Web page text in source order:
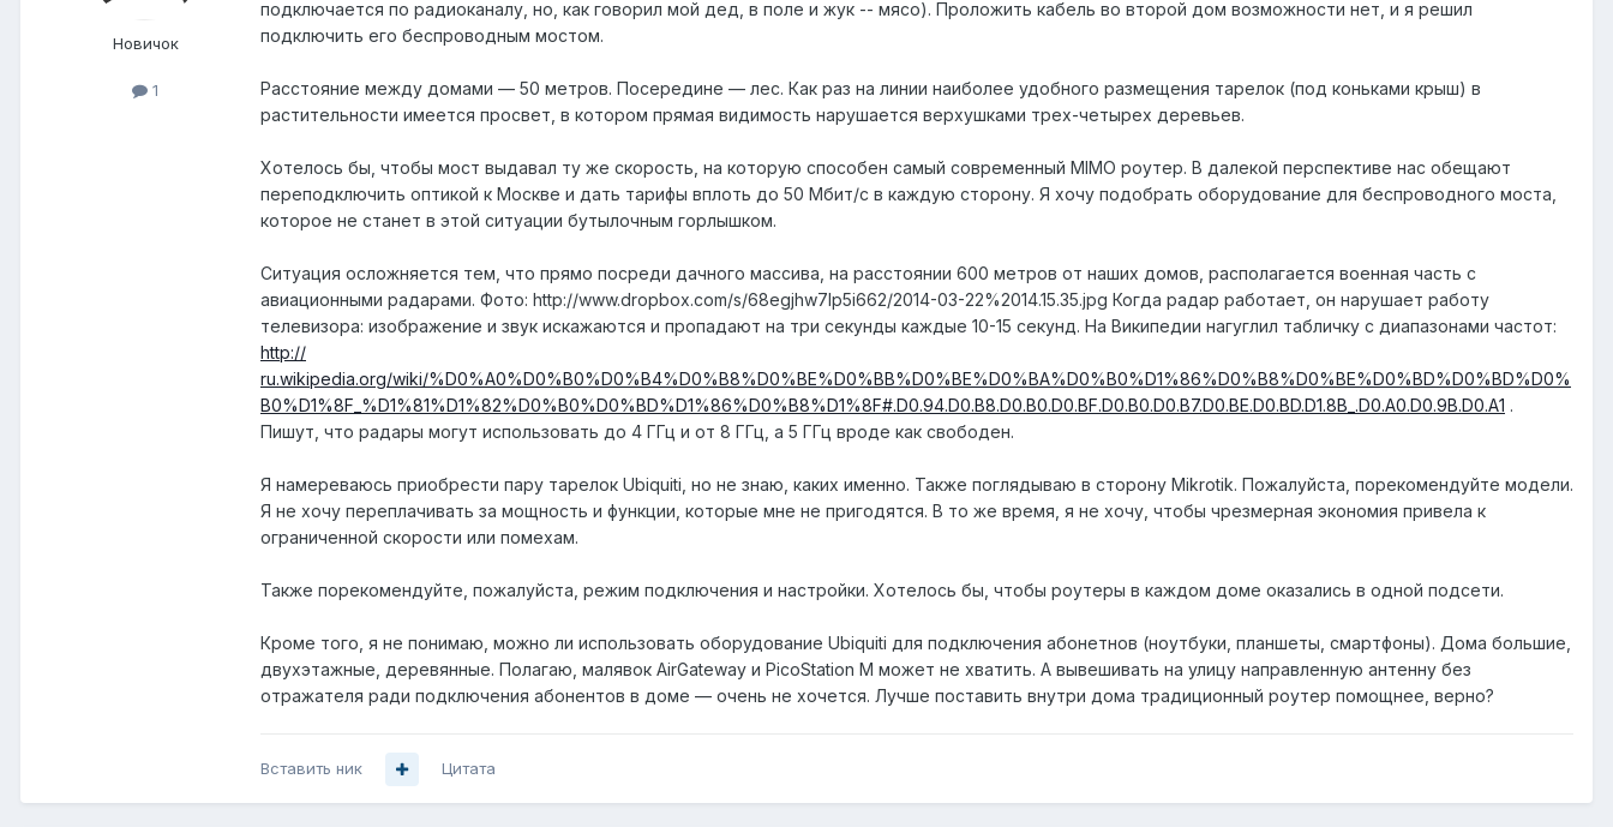
Новичок
1
подключается по радиоканалу, но, как говорил мой дед, в поле и жук -- мясо). Проложить кабель во второй дом возможности нет, и я решил
подключить его беспроводным мостом.
Расстояние между домами — 50 метров. Посередине — лес. Как раз на линии наиболее удобного размещения тарелок (под коньками крыш) в
растительности имеется просвет, в котором прямая видимость нарушается верхушками трех-четырех деревьев.
Хотелось бы, чтобы мост выдавал ту же скорость, на которую способен самый современный MIMO роутер. В далекой перспективе нас обещают
переподключить оптикой к Москве и дать тарифы вплоть до 50 Мбит/с в каждую сторону. Я хочу подобрать оборудование для беспроводного моста,
которое не станет в этой ситуации бутылочным горлышком.
Ситуация осложняется тем, что прямо посреди дачного массива, на расстоянии 600 метров от наших домов, располагается военная часть с
авиационными радарами. Фото:​ ​http://www.dropbox.com/s/68egjhw7lp5i662/2014-03-22%2014.15.35.jpg Когда радар работает, он нарушает работу
телевизора: изображение и звук искажаются и пропадают на три секунды каждые 10-15 секунд. На Википедии нагуглил табличку с диапазонами частот:​
http://​
ru.wikipedia.org/wiki/%D0%A0%D0%B0%D0%B4%D0%B8%D0%BE%D0%BB%D0%BE%D0%BA%D0%B0%D1%86%D0%B8%D0%BE%D0%BD%D0%BD%D0%
B0%D1%8F_%D1%81%D1%82%D0%B0%D0%BD%D1%86%D0%B8%D1%8F#.D0.94.D0.B8.D0.B0.D0.BF.D0.B0.D0.B7.D0.BE.D0.BD.D1.8B_.D0.A0.D0.9B.D0.A1​ . ​
Пишут, что радары могут использовать до 4 ГГц и от 8 ГГц, а 5 ГГц вроде как свободен.
Я намереваюсь приобрести пару тарелок Ubiquiti, но не знаю, каких именно. Также поглядываю в сторону Mikrotik. Пожалуйста, порекомендуйте модели.
Я не хочу переплачивать за мощность и функции, которые мне не пригодятся. В то же время, я не хочу, чтобы чрезмерная экономия привела к
ограниченной скорости или помехам.
Также порекомендуйте, пожалуйста, режим подключения и настройки. Хотелось бы, чтобы роутеры в каждом доме оказались в одной подсети.
Кроме того, я не понимаю, можно ли использовать оборудование Ubiquiti для подключения абонетнов (ноутбуки, планшеты, смартфоны). Дома большие,
двухэтажные, деревянные. Полагаю, малявок AirGateway и PicoStation M может не хватить. А вывешивать на улицу направленную антенну без
отражателя ради подключения абонентов в доме — очень не хочется. Лучше поставить внутри дома традиционный роутер помощнее, верно?
Вставить ник Цитата